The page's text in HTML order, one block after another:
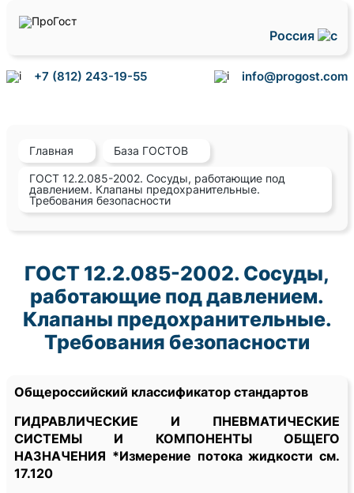
Россия
+7 (812) 243-19-55 info@progost.com
Главная База ГОСТОВ
ГОСТ 12.2.085-2002. Сосуды, работающие под
давлением. Клапаны предохранительные.
Требования безопасности
ГОСТ 12.2.085-2002. Сосуды,
работающие под давлением.
Клапаны предохранительные.
Требования безопасности
Общероссийский классификатор стандартов
ГИДРАВЛИЧЕСКИЕ И ПНЕВМАТИЧЕСКИЕ
СИСТЕМЫ И КОМПОНЕНТЫ ОБЩЕГО
НАЗНАЧЕНИЯ *Измерение потока жидкости см.
17.120